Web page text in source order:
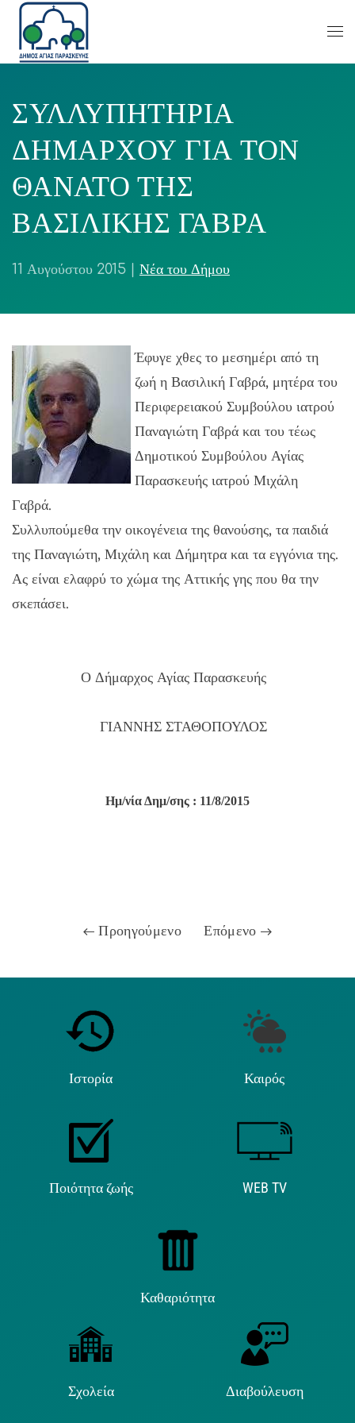
ΣΥΛΛΥΠΗΤΗΡΙΑ
ΔΗΜΑΡΧΟΥ ΓΙΑ ΤΟΝ
ΘΑΝΑΤΟ ΤΗΣ
ΒΑΣΙΛΙΚΗΣ ΓΑΒΡΑ
11 Αυγούστου 2015 Νέα του Δήμου
Έφυγε χθες το μεσημέρι από τη
ζωή η Βασιλική Γαβρά, μητέρα του
Περιφερειακού Συμβούλου ιατρού
Παναγιώτη Γαβρά και του τέως
Δημοτικού Συμβούλου Αγίας
Παρασκευής ιατρού Μιχάλη
Γαβρά.
Συλλυπούμεθα την οικογένεια της θανούσης, τα παιδιά
της Παναγιώτη, Μιχάλη και Δήμητρα και τα εγγόνια της.
Ας είναι ελαφρύ το χώμα της Αττικής γης που θα την
σκεπάσει.
Ο Δήμαρχος Αγίας Παρασκευής
ΓΙΑΝΝΗΣ ΣΤΑΘΟΠΟΥΛΟΣ
Ημ/νία Δημ/σης : 11/8/2015
Προηγούμενο Επόμενο
Ιστορία Καιρός
Ποιότητα ζωής WEB TV
Καθαριότητα
Σχολεία Διαβούλευση